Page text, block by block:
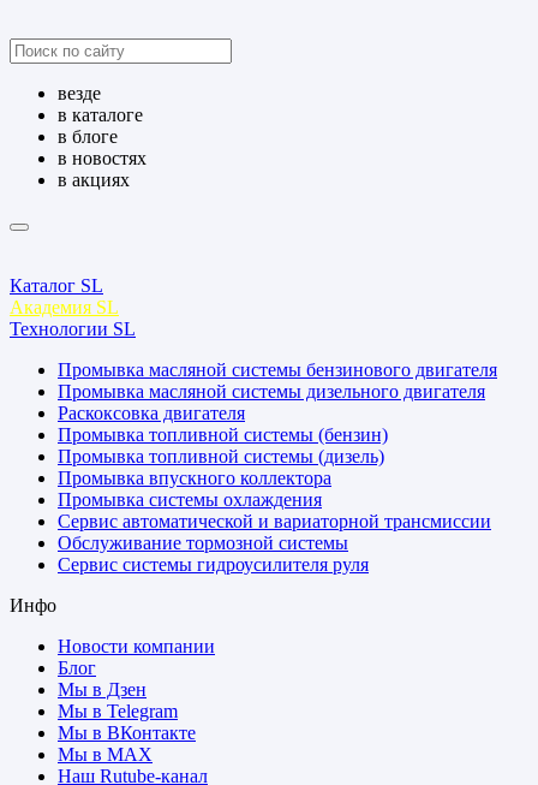
везде
в каталоге
в блоге
в новостях
в акциях
Каталог SL
Академия SL
Технологии SL
Промывка масляной системы бензинового двигателя
Промывка масляной системы дизельного двигателя
Раскоксовка двигателя
Промывка топливной системы (бензин)
Промывка топливной системы (дизель)
Промывка впускного коллектора
Промывка системы охлаждения
Сервис автоматической и вариаторной трансмиссии
Обслуживание тормозной системы
Сервис системы гидроусилителя руля
Инфо
Новости компании
Блог
Мы в Дзен
Мы в Telegram
Мы в ВКонтакте
Мы в MAX
Наш Rutube-канал